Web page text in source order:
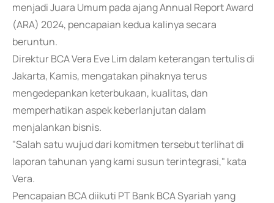
menjadi Juara Umum pada ajang Annual Report Award
(ARA) 2024, pencapaian kedua kalinya secara
beruntun.
Direktur BCA Vera Eve Lim dalam keterangan tertulis di
Jakarta, Kamis, mengatakan pihaknya terus
mengedepankan keterbukaan, kualitas, dan
memperhatikan aspek keberlanjutan dalam
menjalankan bisnis.
"Salah satu wujud dari komitmen tersebut terlihat di
laporan tahunan yang kami susun terintegrasi," kata
Vera.
Pencapaian BCA diikuti PT Bank BCA Syariah yang